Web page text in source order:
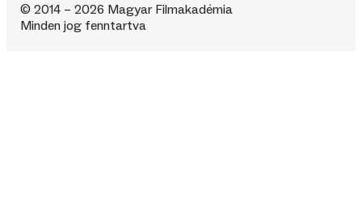
© 2014 – 2026 Magyar Filmakadémia
Minden jog fenntartva